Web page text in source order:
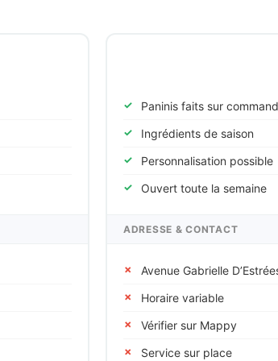
Paninis faits sur
Ingrédients de saison
Personnalisation possible
Ouvert toute la semaine
ADRESSE & CONTACT
Avenue Gabrielle
Horaire variable
Vérifier sur Mappy
Service sur place